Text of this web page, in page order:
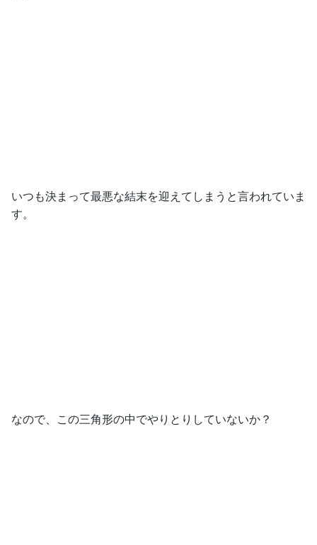
いつも決まって最悪な結末を迎えてしまうと言われていま
す。
なので、この三角形の中でやりとりしていないか？